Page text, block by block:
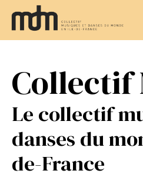
Collectif
Le collectif
danses du
de-France